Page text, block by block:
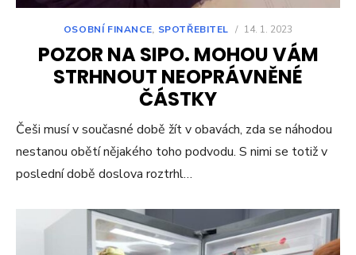
OSOBNÍ FINANCE, SPOTŘEBITEL / 14. 1. 2023
POZOR NA SIPO. MOHOU VÁM
STRHNOUT NEOPRÁVNĚNÉ
ČÁSTKY
Češi musí v současné době žít v obavách, zda se náhodou
nestanou obětí nějakého toho podvodu. S nimi se totiž v
poslední době doslova roztrhl…